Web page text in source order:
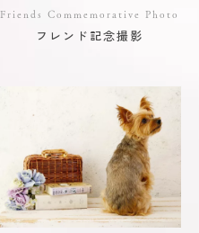
Friends Commemorative Photo
フレンド記念撮影